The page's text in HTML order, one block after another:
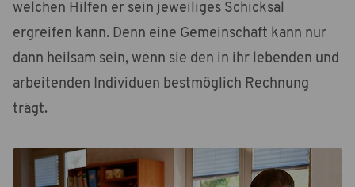
welchen Hilfen er sein jeweiliges Schicksal
ergreifen kann. Denn eine Gemeinschaft kann nur
dann heilsam sein, wenn sie den in ihr lebenden und
arbeitenden Individuen bestmöglich Rechnung
trägt.